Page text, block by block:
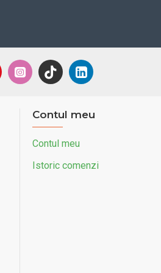
Contul meu
Contul meu
Istoric comenzi